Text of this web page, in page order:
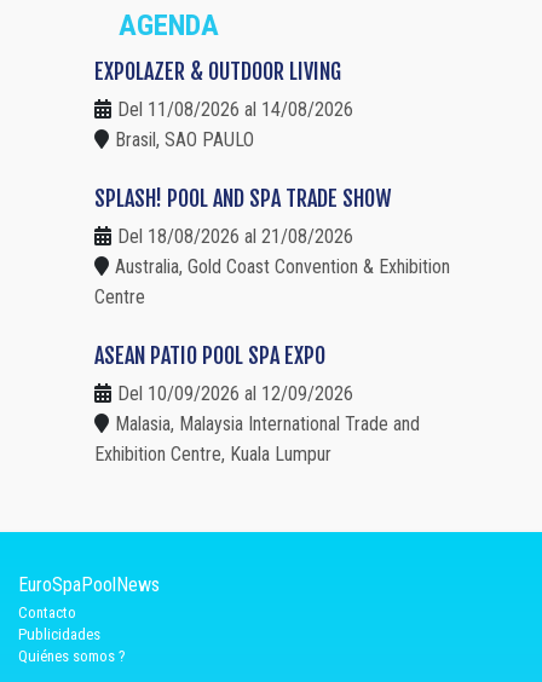
AGENDA
EXPOLAZER & OUTDOOR LIVING
Del 11/08/2026 al 14/08/2026
Brasil, SAO PAULO
SPLASH! POOL AND SPA TRADE SHOW
Del 18/08/2026 al 21/08/2026
Australia, Gold Coast Convention & Exhibition
Centre
ASEAN PATIO POOL SPA EXPO
Del 10/09/2026 al 12/09/2026
Malasia, Malaysia International Trade and
Exhibition Centre, Kuala Lumpur
EuroSpaPoolNews
Contacto
Publicidades
Quiénes somos ?